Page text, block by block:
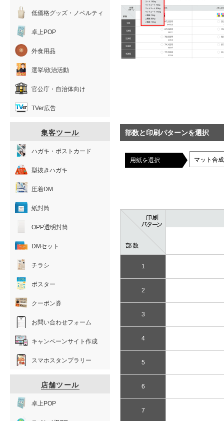
部数と印刷パターンを選択
用紙を選択
1
2
3
4
5
6
7
低価格グッズ・ノベルティ
卓上POP
外食用品
選挙/政治活動
官公庁・自治体向け
TVer広告
集客ツール
ハガキ・ポストカード
型抜きハガキ
圧着DM
紙封筒
OPP透明封筒
DMセット
チラシ
ポスター
クーポン券
お問い合わせフォーム
キャンペーンサイト作成
スマホスタンプラリー
店舗ツール
卓上POP